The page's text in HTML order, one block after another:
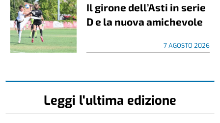
Il girone dell’Asti in serie
D e la nuova amichevole
7 AGOSTO 2026
Leggi l'ultima edizione